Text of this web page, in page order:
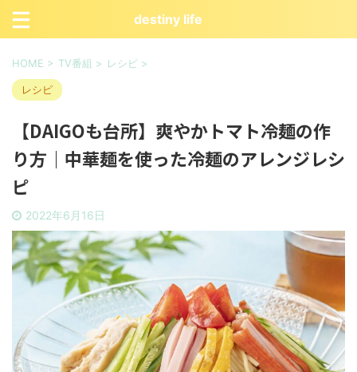
destiny life
HOME > TV番組 > レシピ >
レシピ
【DAIGOも台所】爽やかトマト冷麺の作
り方｜中華麺を使った冷麺のアレンジレシ
ピ
2022年6月16日